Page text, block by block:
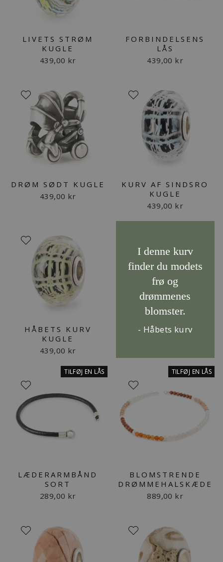
LIVETS STRØM
KUGLE
439,00 kr
FORBINDELSENS
LÅS
439,00 kr
DRØM SØDT KUGLE
439,00 kr
KURV AF SINDSRO
KUGLE
439,00 kr
HÅBETS KURV
KUGLE
439,00 kr
I denne kurv
finder du modets
frø og
drømmenes
blomster.
- Håbets kurv
TILFØJ EN LÅS
LÆDERARMBÅND
SORT
289,00 kr
TILFØJ EN LÅS
BLOMSTRENDE
DRØMMEHALSKÆDE
889,00 kr